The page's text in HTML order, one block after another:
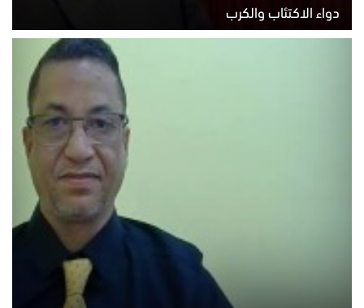
دواء الاكتئاب والكرب
السبت 8 أغسطس 2026 10:54 ص